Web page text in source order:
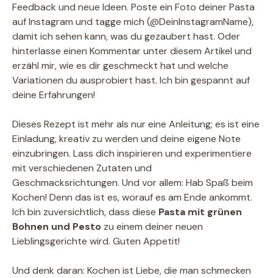
Feedback und neue Ideen. Poste ein Foto deiner Pasta
auf Instagram und tagge mich (@DeinInstagramName),
damit ich sehen kann, was du gezaubert hast. Oder
hinterlasse einen Kommentar unter diesem Artikel und
erzähl mir, wie es dir geschmeckt hat und welche
Variationen du ausprobiert hast. Ich bin gespannt auf
deine Erfahrungen!
Dieses Rezept ist mehr als nur eine Anleitung; es ist eine
Einladung, kreativ zu werden und deine eigene Note
einzubringen. Lass dich inspirieren und experimentiere
mit verschiedenen Zutaten und
Geschmacksrichtungen. Und vor allem: Hab Spaß beim
Kochen! Denn das ist es, worauf es am Ende ankommt.
Ich bin zuversichtlich, dass diese Pasta mit grünen
Bohnen und Pesto zu einem deiner neuen
Lieblingsgerichte wird. Guten Appetit!
Und denk daran: Kochen ist Liebe, die man schmecken